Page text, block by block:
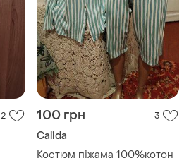
2 100 грн 3
Calida
Костюм піжама 100%котон